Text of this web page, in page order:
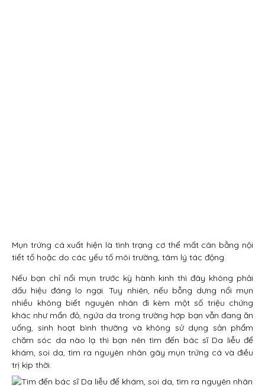
Mụn trứng cá xuất hiện là tình trạng cơ thể mất cân bằng nội
tiết tố hoặc do các yếu tố môi trường, tâm lý tác động.
Nếu bạn chỉ nổi mụn trước kỳ hành kinh thì đây không phải
dấu hiệu đáng lo ngại. Tuy nhiên, nếu bỗng dưng nổi mụn
nhiều không biết nguyên nhân đi kèm một số triệu chứng
khác như mẩn đỏ, ngứa da trong trường hợp bạn vẫn đang ăn
uống, sinh hoạt bình thường và không sử dụng sản phẩm
chăm sóc da nào lạ thì bạn nên tìm đến bác sĩ Da liễu để
khám, soi da, tìm ra nguyên nhân gây mụn trứng cá và điều
trị kịp thời.